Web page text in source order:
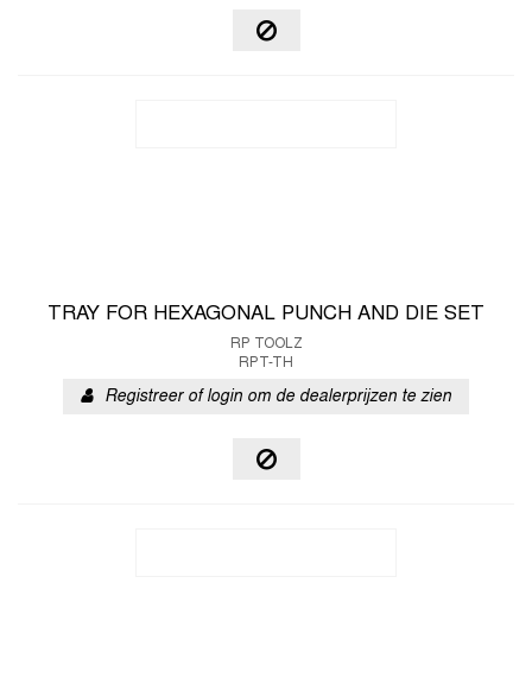
TRAY FOR HEXAGONAL PUNCH AND DIE SET
RP TOOLZ
RPT-TH
Registreer of login om de dealerprijzen te zien